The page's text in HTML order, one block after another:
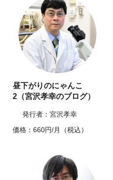
昼下がりのにゃんこ
2（宮沢孝幸のブログ）
発行者：宮沢孝幸
価格：660円/月（税込）